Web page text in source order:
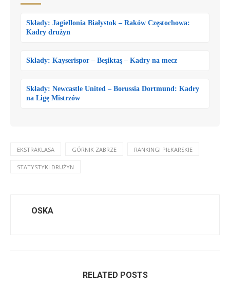
Składy: Jagiellonia Białystok – Raków Częstochowa:
Kadry drużyn
Składy: Kayserispor – Beşiktaş – Kadry na mecz
Składy: Newcastle United – Borussia Dortmund: Kadry
na Ligę Mistrzów
EKSTRAKLASA GÓRNIK ZABRZE RANKINGI PIŁKARSKIE
STATYSTYKI DRUŻYN
OSKA
RELATED POSTS